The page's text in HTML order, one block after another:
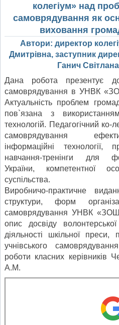
колегіум» над
самоврядування як
виховання
Автори: директор
Дмитрівна, заступник
Ганич
Дана робота презентує
самоврядування в УНВК
Актуальність проблем
пов`язана з
технологій. Педагогічний ко-
самоврядування
інформаційні технології,
навчання-тренінги для
України, компетентної
суспільства.
Виробничо-практичне
структури, форм
самоврядування УНВК «ЗОШ
опис досвіду
діяльності шкільної преси,
учнівського
роботи класних керівників
А.М.